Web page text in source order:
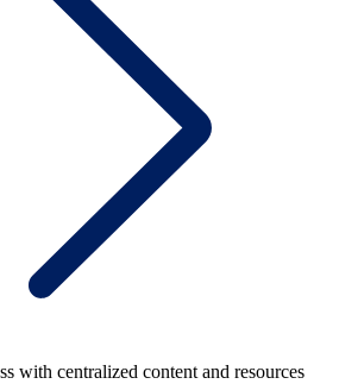
with centralized content and resources